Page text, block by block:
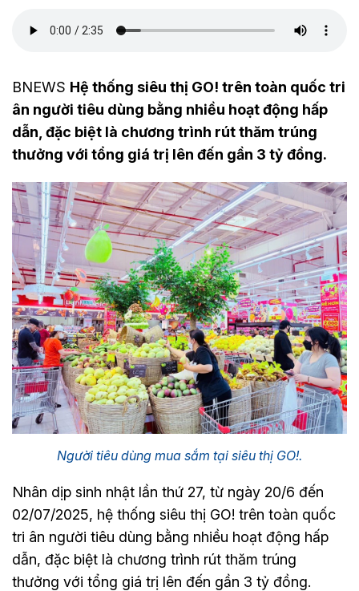
BNEWS Hệ thống siêu thị GO! trên toàn quốc tri
ân người tiêu dùng bằng nhiều hoạt động hấp
dẫn, đặc biệt là chương trình rút thăm trúng
thưởng với tổng giá trị lên đến gần 3 tỷ đồng.
Người tiêu dùng mua sắm tại siêu thị GO!.
Nhân dịp sinh nhật lần thứ 27, từ ngày 20/6 đến
02/07/2025, hệ thống siêu thị GO! trên toàn quốc
tri ân người tiêu dùng bằng nhiều hoạt động hấp
dẫn, đặc biệt là chương trình rút thăm trúng
thưởng với tổng giá trị lên đến gần 3 tỷ đồng.